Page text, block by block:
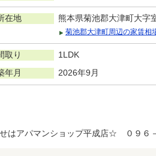
在地 熊本県菊池郡大津町大字
菊池郡大津町周辺の家賃相
取り 1LDK
年月 2026年9月
はアパマンショップ平成店☆ ０９６